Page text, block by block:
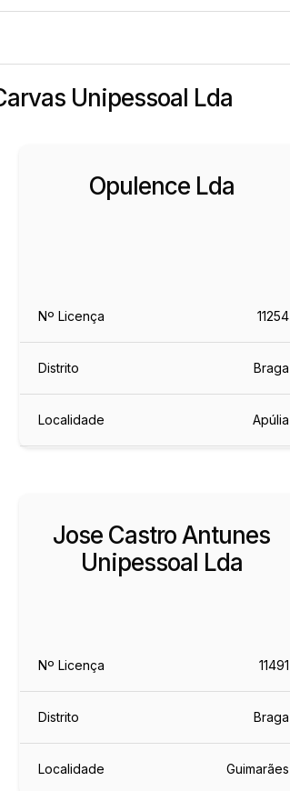
Unipessoal Lda
Opulence Lda
Nº Licença 11254
Distrito Braga
Localidade Apúlia
Jose Castro Antunes
Unipessoal Lda
Nº Licença 11491
Distrito Braga
Localidade Guimarães